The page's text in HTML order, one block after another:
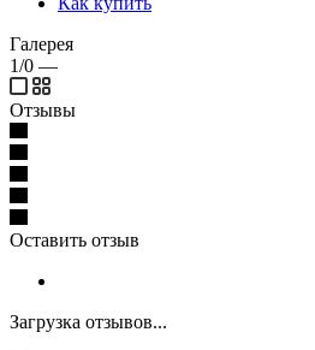
Галерея
1/0 —
Отзывы
Оставить отзыв
Загрузка отзывов...